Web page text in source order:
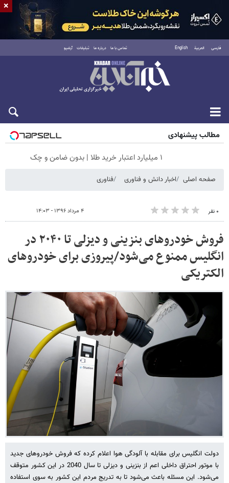
فارسی العربية English تماس با ما درباره ما تبلیغات آرشیو
جمعه ۱۶ مرداد ۱۴۰۵
مطالب پیشنهادی
۱ میلیارد اعتبار خرید طلا | بدون ضامن و چک
صفحه اصلی اخبار دانش و فناوری فناوری
۰ نفر ۴ مرداد ۱۳۹۶ - ۱۴:۰۳
فروش خودروهای بنزینی و دیزلی تا ۲۰۴۰ در
انگلیس ممنوع می‌شود/پیروزی برای خودروهای
الکتریکی
دولت انگلیس برای مقابله با آلودگی هوا اعلام کرده که فروش خودروهای جدید
با موتور احتراق داخلی اعم از بنزینی و دیزلی تا سال 2040 در این کشور متوقف
می‌شود. این مسئله باعث می‌شود تا به تدریج مردم این کشور به سوی استفاده
×